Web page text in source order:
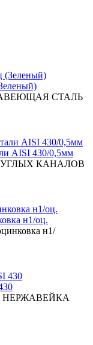
СТАЛЬ
AISI 430/0,5мм
КАНАЛОВ
н1/оц.
н1/
НЕРЖАВЕЙКА